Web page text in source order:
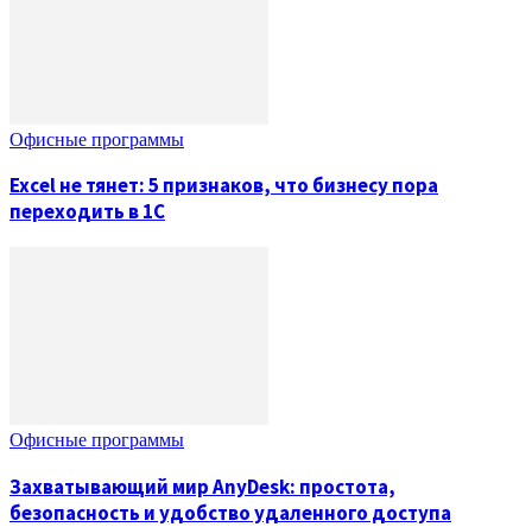
Офисные программы
Excel не тянет: 5 признаков, что бизнесу пора
переходить в 1С
Офисные программы
Захватывающий мир AnyDesk: простота,
безопасность и удобство удаленного доступа